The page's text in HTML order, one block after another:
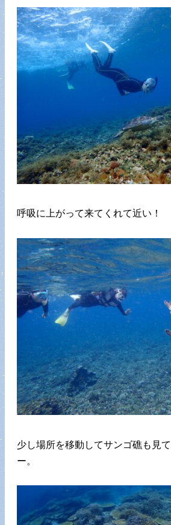
呼吸に上がって来てくれて近い！
少し場所を移動してサンゴ礁も見
ー。